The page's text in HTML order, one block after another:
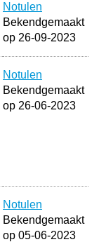
Notulen
Bekendgemaakt
op 26-09-2023
Notulen
Bekendgemaakt
op 26-06-2023
Notulen
Bekendgemaakt
op 05-06-2023